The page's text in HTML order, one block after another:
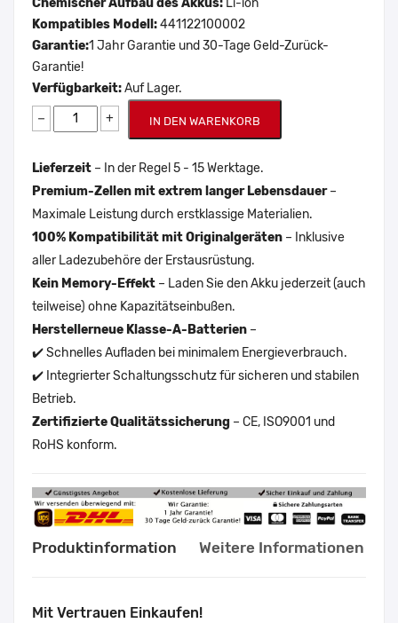
Kompatibles Modell:441122100002
Garantie:1 Jahr Garantie und 30-Tage Geld-Zurück-
Garantie!
Verfügbarkeit:Auf Lager.
− + IN DEN WARENKORB
Lieferzeit – In der Regel 5 - 15 Werktage.
Premium-Zellen mit extrem langer Lebensdauer–
Maximale Leistung durch erstklassige Materialien.
100% Kompatibilität mit Originalgeräten – Inklusive
aller Ladezubehöre der Erstausrüstung.
Kein Memory-Effekt – Laden Sie den Akku jederzeit (auch
teilweise) ohne Kapazitätseinbußen.
Herstellerneue Klasse-A-Batterien –
✔️ Schnelles Aufladen bei minimalem Energieverbrauch.
✔️ Integrierter Schaltungsschutz für sicheren und stabilen
Betrieb.
Zertifizierte Qualitätssicherung – CE, ISO9001 und
RoHS konform.
Produktinformation Weitere Informationen
Mit Vertrauen Einkaufen!